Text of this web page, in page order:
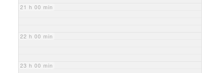
21 h 00 min
22 h 00 min
23 h 00 min